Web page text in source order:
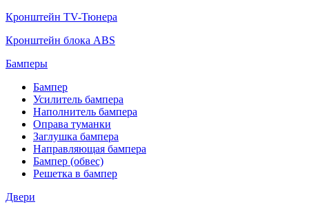
Кронштейн TV-Тюнера
Кронштейн блока ABS
Бамперы
Бампер
Усилитель бампера
Наполнитель бампера
Оправа туманки
Заглушка бампера
Направляющая бампера
Бампер (обвес)
Решетка в бампер
Двери